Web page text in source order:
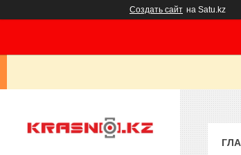
Создать сайт на Satu.kz